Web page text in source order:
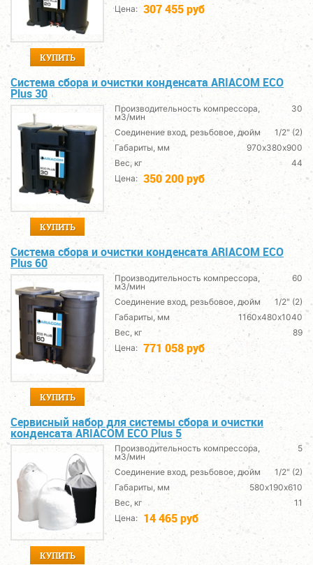
КУПИТЬ
Цена: 307 455 руб
Система сбора и очистки конденсата ARIACОМ ECO
Plus 30
КУПИТЬ
Производительность компрессора,
м3/мин
30
Соединение вход, резьбовое, дюйм
1/2" (2)
Габариты, мм
970х380х900
Вес, кг
44
Цена: 350 200 руб
Система сбора и очистки конденсата ARIACОМ ECO
Plus 60
КУПИТЬ
Производительность компрессора,
м3/мин
60
Соединение вход, резьбовое, дюйм
1/2" (2)
Габариты, мм
1160х480х1040
Вес, кг
89
Цена: 771 058 руб
Сервисный набор для системы сбора и очистки
конденсата ARIACОМ ECO Plus 5
КУПИТЬ
Производительность компрессора,
м3/мин
5
Соединение вход, резьбовое, дюйм
1/2" (2)
Габариты, мм
580х190х610
Вес, кг
11
Цена: 14 465 руб